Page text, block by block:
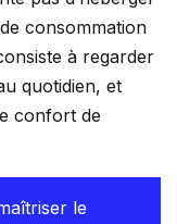
consommation
à regarder
quotidien, et
confort de
le